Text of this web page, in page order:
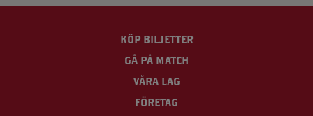
KÖP BILJETTER
GÅ PÅ MATCH
VÅRA LAG
FÖRETAG